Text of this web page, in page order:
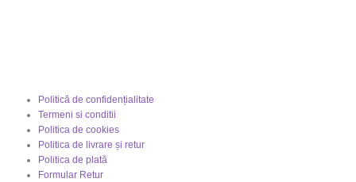
Politică de confidențialitate
Termeni si conditii
Politica de cookies
Politica de livrare și retur
Politica de plată
Formular Retur